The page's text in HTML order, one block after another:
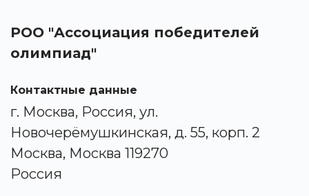
РОО "Ассоциация победителей
олимпиад"
Контактные данные
г. Москва, Россия, ул.
Новочерёмушкинская, д. 55, корп. 2
Москва, Москва 119270
Россия